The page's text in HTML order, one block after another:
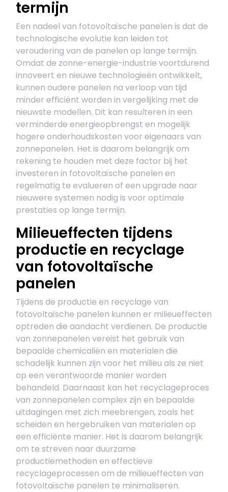
termijn
Een nadeel van fotovoltaïsche panelen is dat de
technologische evolutie kan leiden tot
veroudering van de panelen op lange termijn.
Omdat de zonne-energie-industrie voortdurend
innoveert en nieuwe technologieën ontwikkelt,
kunnen oudere panelen na verloop van tijd
minder efficiënt worden in vergelijking met de
nieuwste modellen. Dit kan resulteren in een
verminderde energieopbrengst en mogelijk
hogere onderhoudskosten voor eigenaars van
zonnepanelen. Het is daarom belangrijk om
rekening te houden met deze factor bij het
investeren in fotovoltaïsche panelen en
regelmatig te evalueren of een upgrade naar
nieuwere systemen nodig is voor optimale
prestaties op lange termijn.
Milieueffecten tijdens
productie en recyclage
van fotovoltaïsche
panelen
Tijdens de productie en recyclage van
fotovoltaïsche panelen kunnen er milieueffecten
optreden die aandacht verdienen. De productie
van zonnepanelen vereist het gebruik van
bepaalde chemicaliën en materialen die
schadelijk kunnen zijn voor het milieu als ze niet
op een verantwoorde manier worden
behandeld. Daarnaast kan het recyclageproces
van zonnepanelen complex zijn en bepaalde
uitdagingen met zich meebrengen, zoals het
scheiden en hergebruiken van materialen op
een efficiënte manier. Het is daarom belangrijk
om te streven naar duurzame
productiemethoden en effectieve
recyclageprocessen om de milieueffecten van
fotovoltaïsche panelen te minimaliseren.